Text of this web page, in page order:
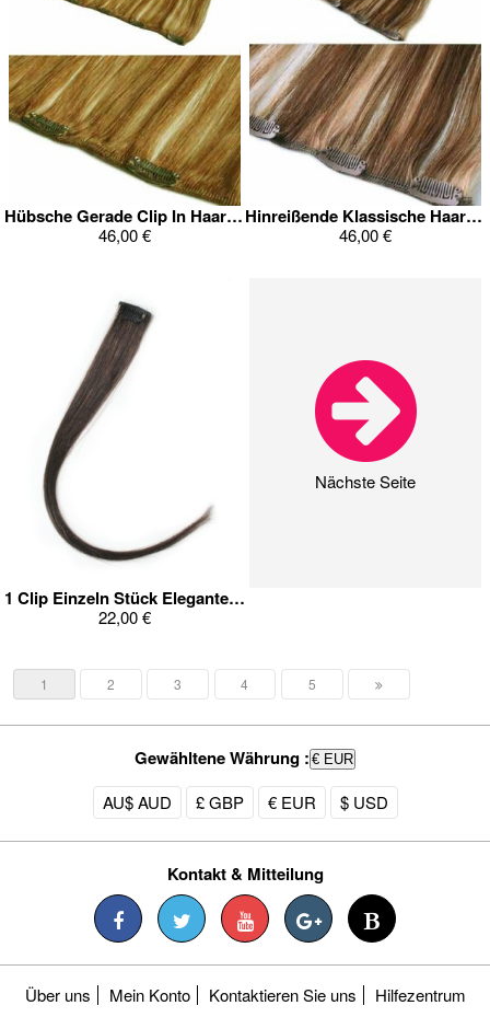
Hübsche Gerade Clip In Haarverlängerung
46,00 €
Hinreißende Klassische Haarverlängerung
46,00 €
1 Clip Einzeln Stück Elegante Haarverlängerung
22,00 €
Nächste Seite
1 2 3 4 5
Gewähltene Währung : € EUR
AU$ AUD £ GBP € EUR $ USD
Kontakt & Mitteilung
Über uns Mein Konto Kontaktieren Sie uns Hilfezentrum